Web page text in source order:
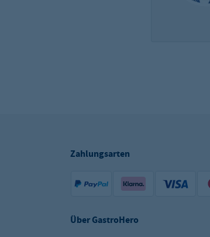
Zahlungsarten
Über GastroHero